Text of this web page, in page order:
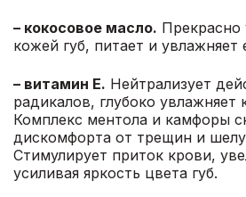
– кокосовое масло. Прекрасно
кожей губ, питает и увлажняет
– витамин Е. Нейтрализует
радикалов, глубоко увлажняет
Комплекс ментола и камфоры
дискомфорта от трещин и
Стимулирует приток крови,
усиливая яркость цвета губ.